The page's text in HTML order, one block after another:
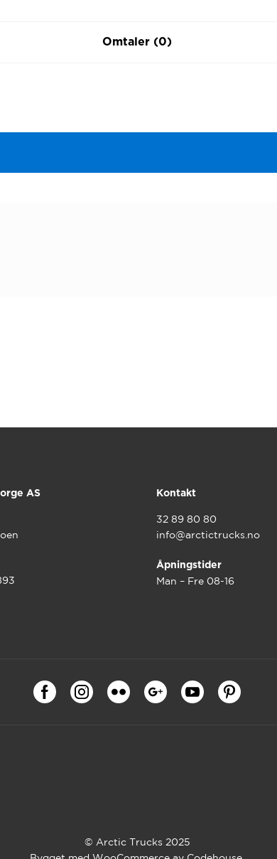
Omtaler (0)
AS Kontakt
32 89 80 80
info@arctictrucks.no
Åpningstider
Man – Fre 08-16
© Arctic Trucks 2025